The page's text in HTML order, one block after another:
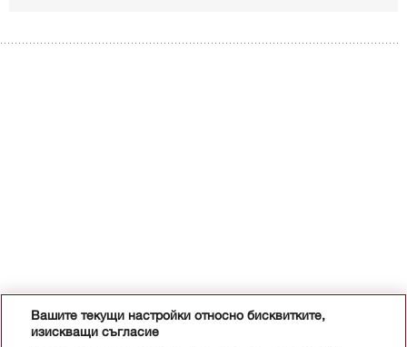
Вашите текущи настройки относно бисквитките,
изискващи съгласие